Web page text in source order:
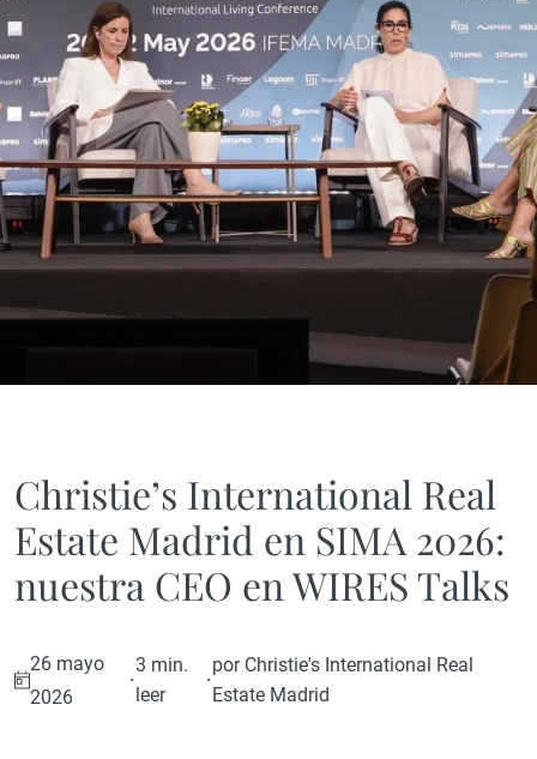
Christie’s International Real
Estate Madrid en SIMA 2026:
nuestra CEO en WIRES Talks
26 mayo
2026
·
3 min.
leer
·
por Christie's International Real
Estate Madrid